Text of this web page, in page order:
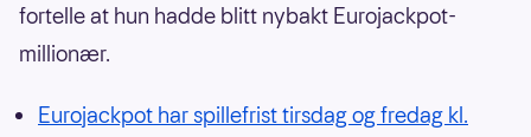
fortelle at hun hadde blitt nybakt Eurojackpot-
millionær.
Eurojackpot har spillefrist tirsdag og fredag kl.